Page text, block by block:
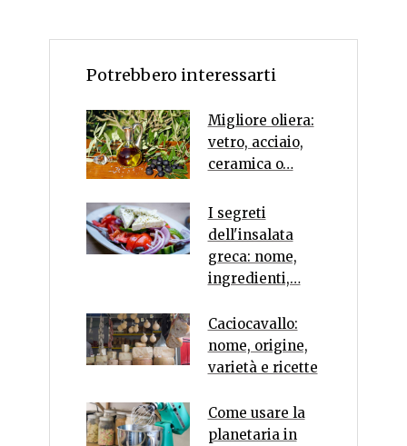
Potrebbero interessarti
Migliore oliera:
vetro, acciaio,
ceramica o…
I segreti
dell'insalata
greca: nome,
ingredienti,…
Caciocavallo:
nome, origine,
varietà e ricette
Come usare la
planetaria in